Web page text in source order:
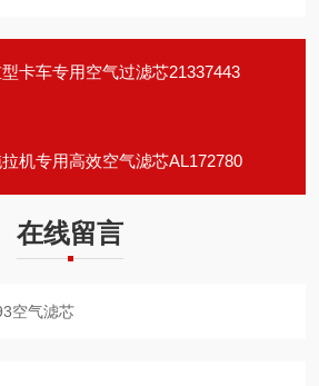
卡车专用空气过滤芯21337443
机专用高效空气滤芯AL172780
在线留言